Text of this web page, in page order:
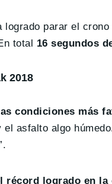
logrado parar el
total 16 segundos
2018
condiciones más
asfalto algo
récord logrado en